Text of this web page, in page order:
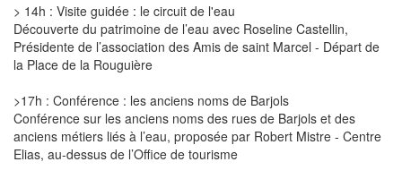
> 14h : Visite guidée : le circuit de l'eau
Découverte du patrimoine de l’eau avec Roseline Castellin,
Présidente de l’association des Amis de saint Marcel - Départ de
la Place de la Rouguière
>17h : Conférence : les anciens noms de Barjols
Conférence sur les anciens noms des rues de Barjols et des
anciens métiers liés à l’eau, proposée par Robert Mistre - Centre
Elias, au-dessus de l’Office de tourisme